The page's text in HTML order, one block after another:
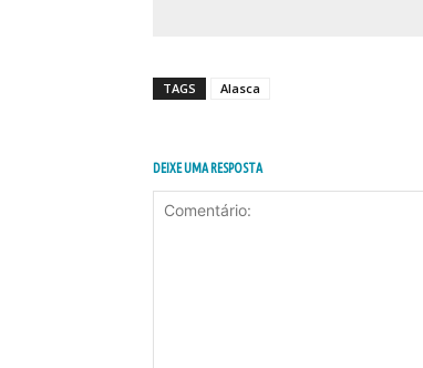
TAGS Alasca
DEIXE UMA RESPOSTA